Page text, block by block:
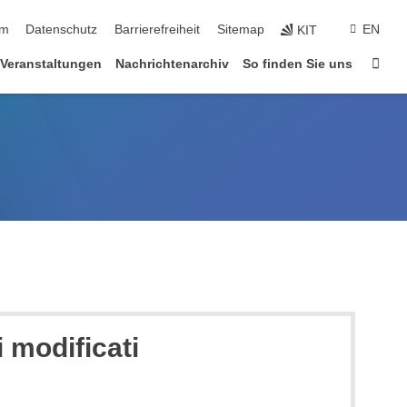
Datenschutz Barrierefreiheit Sitemap KIT EN
Veranstaltungen Nachrichtenarchiv So finden Sie uns
modificati